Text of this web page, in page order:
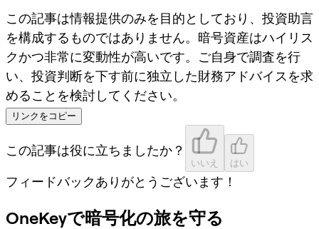
この記事は情報提供のみを目的としており、投資助言
を構成するものではありません。暗号資産はハイリス
クかつ非常に変動性が高いです。ご自身で調査を行
い、投資判断を下す前に独立した財務アドバイスを求
めることを検討してください。
リンクをコピー
この記事は役に立ちましたか？
いいえ はい
フィードバックありがとうございます！
OneKeyで暗号化の旅を守る